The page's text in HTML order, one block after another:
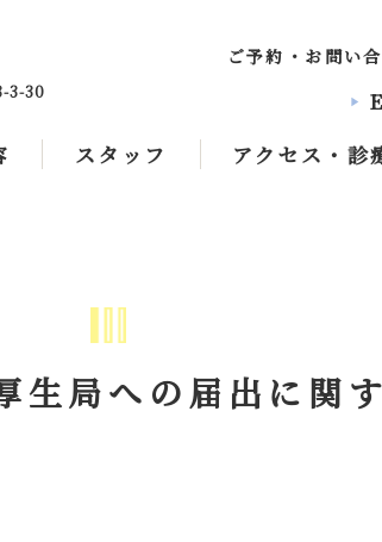
3-30
ご予約・お問い
play_arrow
スタッフ アクセス・診
生局への届出に関